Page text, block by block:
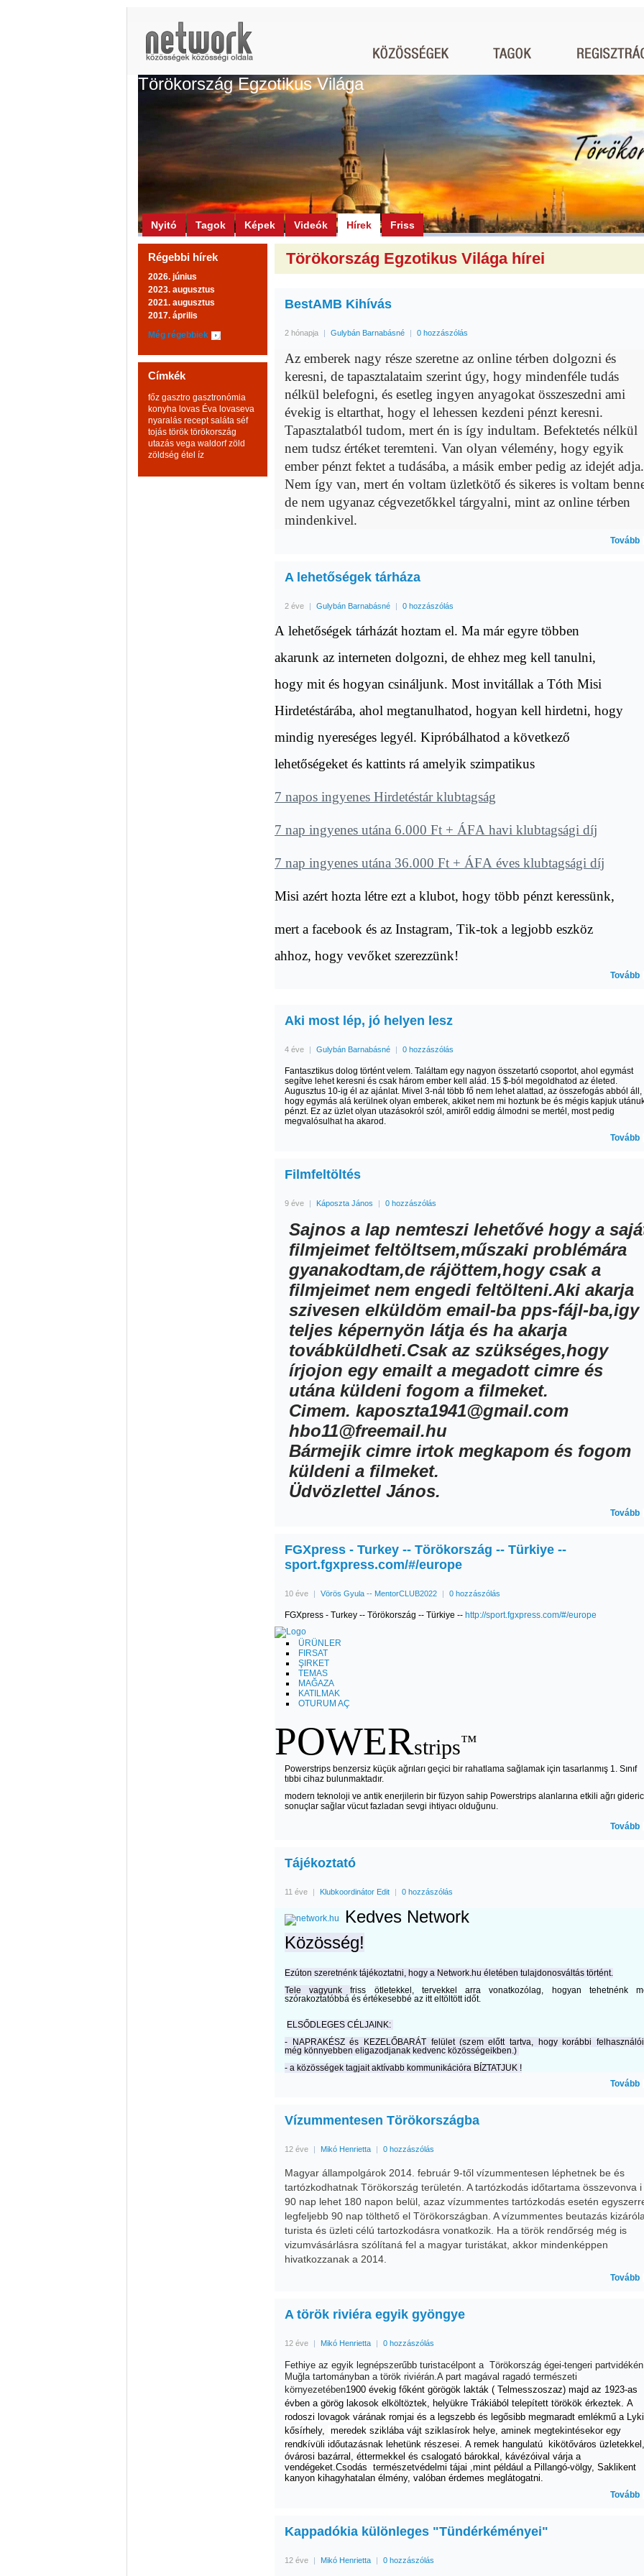
Törökország Egzotikus Világa
Nyitó Tagok Képek Videók Hírek Friss
Régebbi hírek
2026. június
2023. augusztus
2021. augusztus
2017. április
Még régebbiek
Címkék
főz gasztro gasztronómia
konyha lovas Éva lovaseva
nyaralás recept saláta séf
tojás török törökország
utazás vega waldorf zöld
zöldség étel íz
Törökország Egzotikus Világa hírei
BestAMB Kihívás
2 hónapja | Gulybán Barnabásné | 0 hozzászólás
Az emberek nagy része szeretne az online térben dolgozni és
keresni, de tapasztalataim szerint úgy, hogy mindenféle tudás
nélkül belefogni, és esetleg ingyen anyagokat összeszedni ami
évekig is eltarthat, hogy el lehessen kezdeni pénzt keresni.
Tapasztalatból tudom, mert én is így indultam. Befektetés nélkül
nem tudsz értéket teremteni. Van olyan vélemény, hogy egyik
ember pénzt fektet a tudásába, a másik ember pedig az idejét adja.
Nem így van, mert én voltam üzletkötő és sikeres is voltam
de nem ugyanaz cégvezetőkkel tárgyalni, mint az online térben
mindenkivel.
Tovább
A lehetőségek tárháza
2 éve | Gulybán Barnabásné | 0 hozzászólás
A lehetőségek tárházát hoztam el. Ma már egyre többen
akarunk az interneten dolgozni, de ehhez meg kell tanulni,
hogy mit és hogyan csináljunk. Most invitállak a Tóth Misi
Hirdetéstárába, ahol megtanulhatod, hogyan kell hirdetni, hogy
mindig nyereséges legyél. Kipróbálhatod a következő
lehetőségeket és kattints rá amelyik szimpatikus
7 napos ingyenes Hirdetéstár klubtagság
7 nap ingyenes utána 6.000 Ft + ÁFA havi klubtagsági díj
7 nap ingyenes utána 36.000 Ft + ÁFA éves klubtagsági díj
Misi azért hozta létre ezt a klubot, hogy több pénzt keressünk,
mert a facebook és az Instagram, Tik-tok a legjobb eszköz
ahhoz, hogy vevőket szerezzünk!
Tovább
Aki most lép, jó helyen lesz
4 éve | Gulybán Barnabásné | 0 hozzászólás
Fantasztikus dolog történt velem. Találtam egy nagyon összetartó csoportot, ahol egymást
segítve lehet keresni és csak három ember kell alád. 15 $-ból megoldhatod az életed.
Augusztus 10-ig él az ajánlat. Mivel 3-nál több fő nem lehet alattad, az összefogás abból áll,
hogy egymás alá kerülnek olyan emberek, akiket nem mi hoztunk be és mégis kapjuk
pénzt. Ez az üzlet olyan utazásokról szól, amiről eddig álmodni se mertél, most pedig
megvalósulhat ha akarod.
Tovább
Filmfeltöltés
9 éve | Káposzta János | 0 hozzászólás
Sajnos a lap nemteszi lehetővé hogy a
filmjeimet feltöltsem,műszaki problémára
gyanakodtam,de rájöttem,hogy csak a
filmjeimet nem engedi feltölteni.Aki akarja
szivesen elküldöm email-ba pps-fájl-ba,igy
teljes képernyön látja és ha akarja
továbküldheti.Csak az szükséges,hogy
írjojon egy emailt a megadott cimre és
utána küldeni fogom a filmeket.
Cimem. kaposzta1941@gmail.com
hbo11@freemail.hu
Bármejik cimre irtok megkapom és fogom
küldeni a filmeket.
Üdvözlettel János.
Tovább
FGXpress - Turkey -- Törökország -- Türkiye --
sport.fgxpress.com/#/europe
10 éve | Vörös Gyula -- MentorCLUB2022 | 0 hozzászólás
FGXpress - Turkey -- Törökország -- Türkiye -- http://sport.fgxpress.com/#/europe
ÜRÜNLER
FIRSAT
ŞIRKET
TEMAS
MAĞAZA
KATILMAK
OTURUM AÇ
POWERstrips™
Powerstrips benzersiz küçük ağrıları geçici bir rahatlama sağlamak için tasarlanmış 1. Sınıf
tıbbi cihaz bulunmaktadır.
modern teknoloji ve antik enerjilerin bir füzyon sahip Powerstrips alanlarına etkili ağrı
sonuçlar sağlar vücut fazladan sevgi ihtiyacı olduğunu.
Tovább
Tájékoztató
11 éve | Klubkoordinátor Edit | 0 hozzászólás
Kedves Network
Közösség!
Ezúton szeretnénk tájékoztatni, hogy a Network.hu életében tulajdonosváltás történt.
Tele vagyunkfriss ötletekkel, tervekkel arra vonatkozólag, hogyan tehetnénk
szórakoztatóbbá és értékesebbé az itt eltöltött időt.
ELSŐDLEGES CÉLJAINK:
- NAPRAKÉSZ és KEZELŐBARÁT felület (szem előtt tartva, hogy korábbi
még könnyebben eligazodjanak kedvenc közösségeikben.)
- a közösségek tagjait aktívabb kommunikációra BÍZTATJUK !
Tovább
Vízummentesen Törökországba
12 éve | Mikó Henrietta | 0 hozzászólás
Magyar állampolgárok 2014. február 9-től vízummentesen léphetnek be és
tartózkodhatnak Törökország területén. A tartózkodás időtartama összevonva i
90 nap lehet 180 napon belül, azaz vízummentes tartózkodás esetén
legfeljebb 90 nap tölthető el Törökországban. A vízummentes beutazás
turista és üzleti célú tartozkodásra vonatkozik. Ha a török rendőrség még is
vizumvásárlásra szólítaná fel a magyar turistákat, akkor mindenképpen
hivatkozzanak a 2014.
Tovább
A török riviéra egyik gyöngye
12 éve | Mikó Henrietta | 0 hozzászólás
Fethiye az egyik legnépszerűbb turistacélpont a Törökország égei-tengeri
Muğla tartományban a török riviérán.A part magával ragadó természeti
környezetében1900 évekig főként görögök lakták ( Telmesszoszaz) majd az 1923-as
évben a görög lakosok elköltöztek, helyükre Trákiából telepített törökök érkeztek. A
rodoszi lovagok várának romjai és a legszebb és legősibb megmaradt emlékmű a
kősírhely, meredek sziklába vájt sziklasírok helye, aminek megtekintésekor egy
rendkívüli időutazásnak lehetünk részesei. A remek hangulatú kikötőváros üzletekkel,
óvárosi bazárral, éttermekkel és csalogató bárokkal, kávézóival várja a
vendégeket.Csodás természetvédelmi tájai ,mint például a Pillangó-völgy, Saklikent
kanyon kihagyhatalan élmény, valóban érdemes meglátogatni.
Tovább
Kappadókia különleges "Tündérkéményei"
12 éve | Mikó Henrietta | 0 hozzászólás